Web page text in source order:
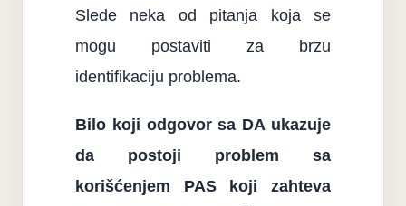
Slede neka od pitanja koja se
mogu postaviti za brzu
identifikaciju problema.
Bilo koji odgovor sa DA ukazuje
da postoji problem sa
korišćenjem PAS koji zahteva